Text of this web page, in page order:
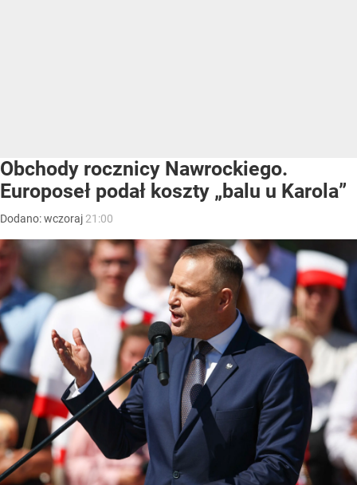
Obchody rocznicy Nawrockiego.
Europoseł podał koszty „balu u Karola”
Dodano:wczoraj 21:00